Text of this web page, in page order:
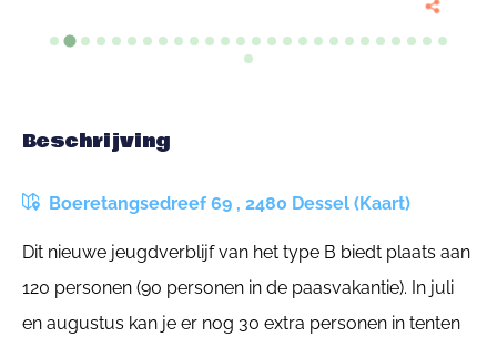
Beschrijving
Boeretangsedreef 69 , 2480 Dessel (Kaart)
Dit nieuwe jeugdverblijf van het type B biedt plaats aan
120 personen (90 personen in de paasvakantie). In juli
en augustus kan je er nog 30 extra personen in tenten